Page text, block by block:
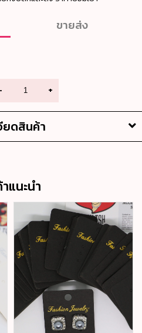
ขายส่ง
+
ยดสินค้า
แนะนำ